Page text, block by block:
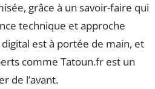
grâce à un savoir-faire qui
technique et approche
est à portée de main, et
comme Tatoun.fr est un
de l’avant.